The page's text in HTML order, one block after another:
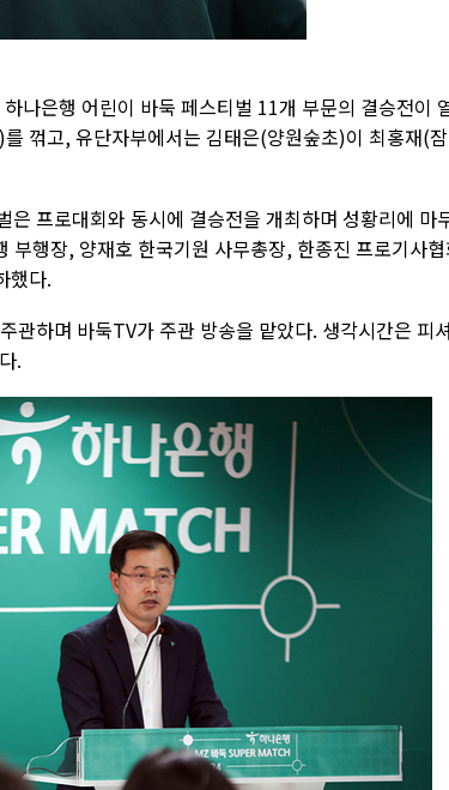
나은행 어린이 바둑 페스티벌 11개 부문의 결승전이
꺾고, 유단자부에서는 김태은(양원숲초)이 최홍재(
프로대회와 동시에 결승전을 개최하며 성황리에 마
행장, 양재호 한국기원 사무총장, 한종진 프로기사협
했다.
관하며 바둑TV가 주관 방송을 맡았다. 생각시간은 피셔
.